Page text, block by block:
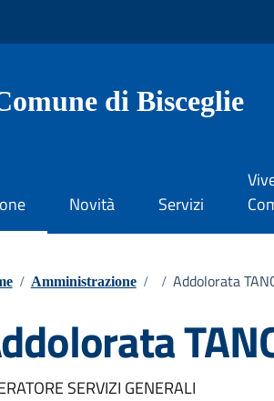
di Bisceglie
Novità Servizi
/ Amministrazione / / Addolorata
SERVIZI GENERALI